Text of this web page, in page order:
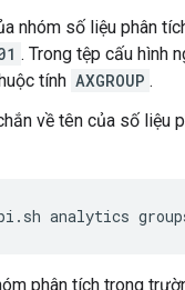
nhóm số liệu phân
. Trong tệp cấu hình
tính AXGROUP .
về tên của số liệu
analytics
phân tích trong